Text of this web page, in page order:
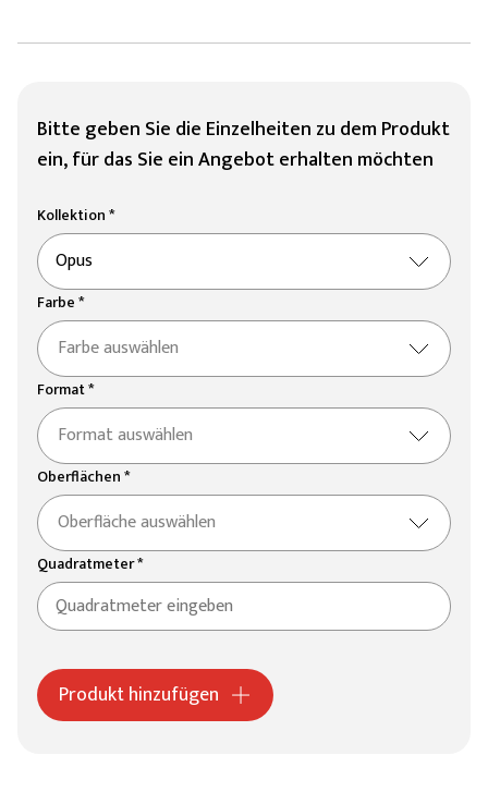
Bitte geben Sie die Einzelheiten zu dem Produkt
ein, für das Sie ein Angebot erhalten möchten
Kollektion *
Opus
Farbe *
Farbe auswählen
Format *
Format auswählen
Oberflächen *
Oberfläche auswählen
Quadratmeter *
Produkt hinzufügen